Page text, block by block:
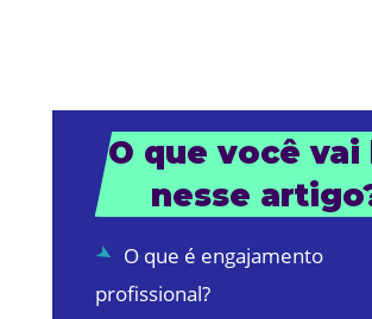
O que você vai
nesse
O que é engajamento
profissional?